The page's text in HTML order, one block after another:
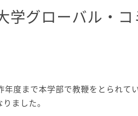
学グローバル・
年度まで本学部で教鞭をとられ
ました。